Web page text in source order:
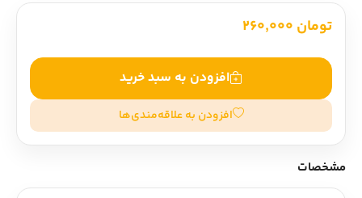
تومان 260,000
افزودن به سبد خرید
افزودن به علاقه‌مندی‌ها
مشخصات